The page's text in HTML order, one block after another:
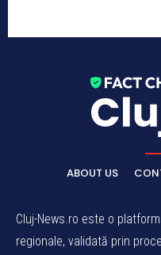
ABOUT US
Cluj-News.ro este o
regionale, validată prin